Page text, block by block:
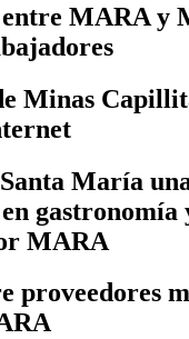
MARA y
Minas
María
gastronomía
MARA
proveedores